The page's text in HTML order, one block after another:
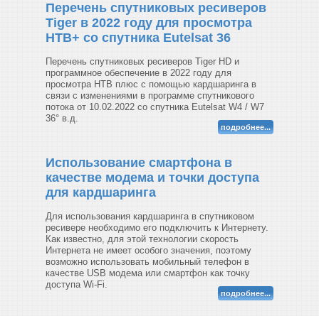
Перечень спутниковых ресиверов
Tiger в 2022 году для просмотра
НТВ+ со спутника Eutelsat 36
Перечень спутниковых ресиверов Tiger HD и
программное обеспечение в 2022 году для
просмотра НТВ плюс с помощью кардшаринга в
связи с изменениями в программе спутникового
потока от 10.02.2022 со спутника Eutelsat W4 / W7
36° в.д.
подробнее...
Использование смартфона в
качестве модема и точки доступа
для кардшаринга
Для использования кардшаринга в спутниковом
ресивере необходимо его подключить к Интернету.
Как известно, для этой технологии скорость
Интернета не имеет особого значения, поэтому
возможно использовать мобильный телефон в
качестве USB модема или смартфон как точку
доступа Wi-Fi.
подробнее...